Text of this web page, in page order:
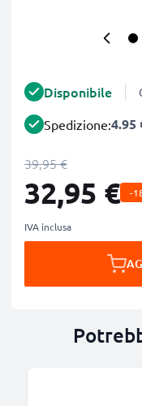
Disponibile
Spedizione:4.95
39,95 €
32,95 € -
IVA inclusa